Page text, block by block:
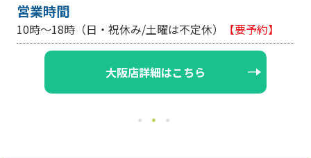
営業時間
10時～18時（日・祝休み/土曜は不定休） 【要予約】
大阪店詳細はこちら